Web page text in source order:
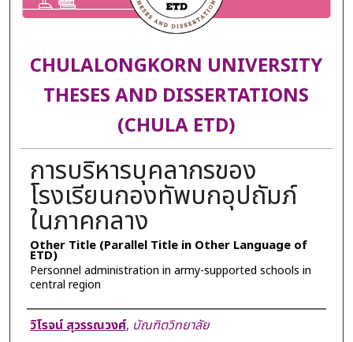
CHULALONGKORN UNIVERSITY
THESES AND DISSERTATIONS
(CHULA ETD)
การบริหารบุคลากรของ
โรงเรียนกองทัพบกอุปถัมภ์
ในภาคกลาง
Other Title (Parallel Title in Other Language of
ETD)
Personnel administration in army-supported schools in
central region
Author
วิโรจน์ สุวรรณวงศ์, บัณฑิตวิทยาลัย